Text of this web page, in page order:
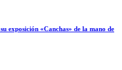
exposición «Canchas» de la mano de